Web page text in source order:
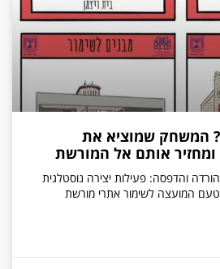
המשחק שמוציא את
ומחזיר אותם אל המורשת
והדפסה: פעילות יצירה נוסטלגית
המועצה לשימור אתרי מורשת